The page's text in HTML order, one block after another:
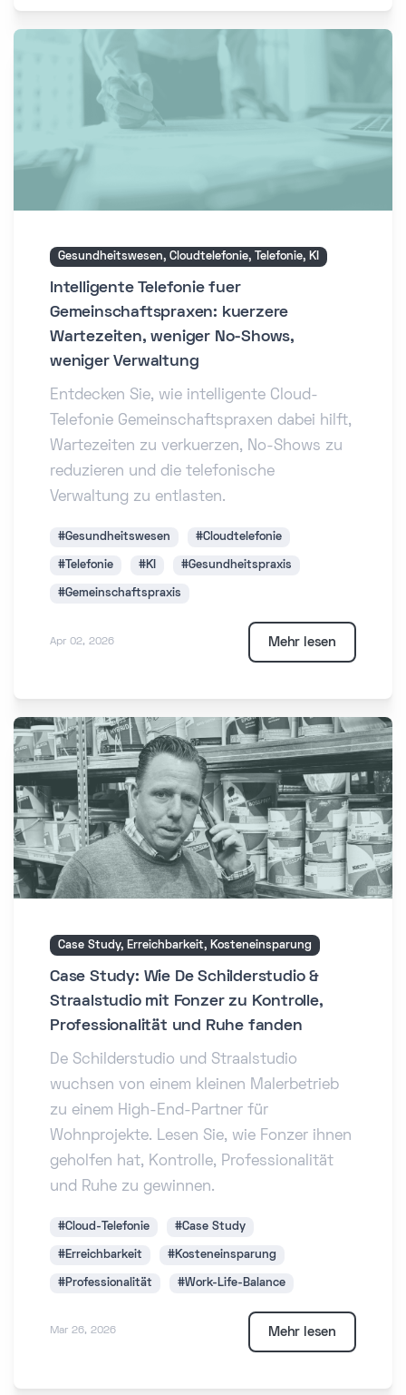
Gesundheitswesen, Cloudtelefonie, Telefonie, KI
Intelligente Telefonie fuer
Gemeinschaftspraxen: kuerzere
Wartezeiten, weniger No-Shows,
weniger Verwaltung
Entdecken Sie, wie intelligente Cloud-
Telefonie Gemeinschaftspraxen dabei hilft,
Wartezeiten zu verkuerzen, No-Shows zu
reduzieren und die telefonische
Verwaltung zu entlasten.
#Gesundheitswesen #Cloudtelefonie
#Telefonie #KI #Gesundheitspraxis
#Gemeinschaftspraxis
Apr 02, 2026 Mehr lesen
Case Study, Erreichbarkeit, Kosteneinsparung
Case Study: Wie De Schilderstudio &
Straalstudio mit Fonzer zu Kontrolle,
Professionalität und Ruhe fanden
De Schilderstudio und Straalstudio
wuchsen von einem kleinen Malerbetrieb
zu einem High-End-Partner für
Wohnprojekte. Lesen Sie, wie Fonzer ihnen
geholfen hat, Kontrolle, Professionalität
und Ruhe zu gewinnen.
#Cloud-Telefonie #Case Study
#Erreichbarkeit #Kosteneinsparung
#Professionalität #Work-Life-Balance
Mar 26, 2026 Mehr lesen